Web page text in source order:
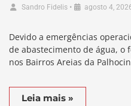
Município de
Sandro Fidelis • agosto 4,
Devido a emergências
de abastecimento de água,
nos Bairros Areias da
Leia mais »